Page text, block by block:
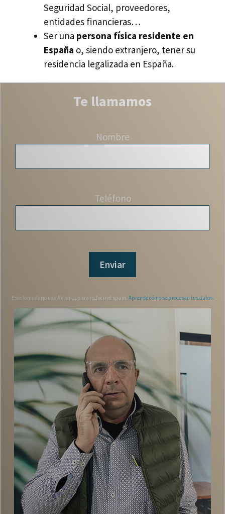
Seguridad Social, proveedores,
entidades financieras…
Ser una persona física residente en
España o, siendo extranjero, tener su
residencia legalizada en España.
Te llamamos
Nombre
Teléfono
Este formulario usa Akismet para reducir el spam. Aprende cómo se procesan tus datos.